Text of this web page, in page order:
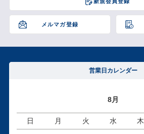
メルマガ登録
営業日カレンダー
8月
日 月 火 水 木